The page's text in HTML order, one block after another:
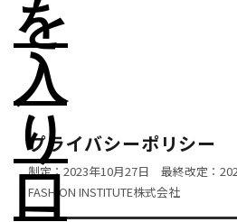
ツ
ス
ッ
プライバシーポリシー
制定：2023年10月27日 最終改定：
FASHION INSTITUTE株式会社